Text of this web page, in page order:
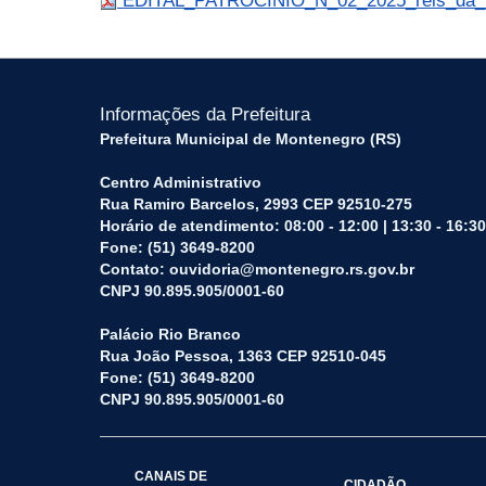
Informações da Prefeitura
Prefeitura Municipal de Montenegro (RS)
Centro Administrativo
Rua Ramiro Barcelos, 2993 CEP 92510-275
Horário de atendimento: 08:00 - 12:00 | 13:30 - 16:30
Fone: (51) 3649-8200
Contato: ouvidoria@montenegro.rs.gov.br
CNPJ 90.895.905/0001-60
Palácio Rio Branco
Rua João Pessoa, 1363 CEP 92510-045
Fone: (51) 3649-8200
CNPJ 90.895.905/0001-60
CANAIS DE